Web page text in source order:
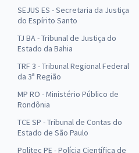
SEJUS ES - Secretaria da Justiça
do Espírito Santo
TJ BA - Tribunal de Justiça do
Estado da Bahia
TRF 3 - Tribunal Regional Federal
da 3ª Região
MP RO - Ministério Público de
Rondônia
TCE SP - Tribunal de Contas do
Estado de São Paulo
Politec PE - Polícia Científica de